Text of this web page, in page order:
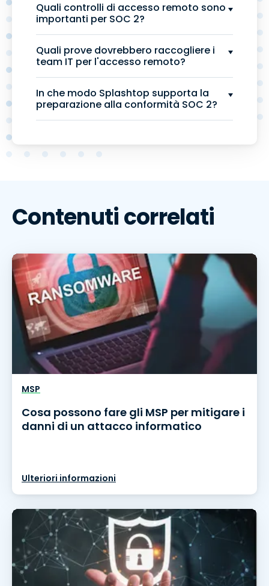
Quali controlli di accesso remoto sono
importanti per SOC 2?
Quali prove dovrebbero raccogliere i
team IT per l'accesso remoto?
In che modo Splashtop supporta la
preparazione alla conformità SOC 2?
Contenuti correlati
MSP
Cosa possono fare gli MSP per mitigare i
danni di un attacco informatico
Ulteriori informazioni